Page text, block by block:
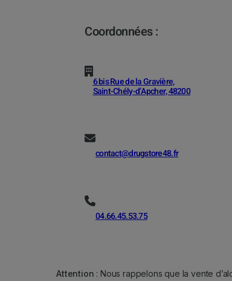
Coordonnées :
6 bis Rue de la Gravière,
Saint-Chély-d’Apcher, 48200
contact@drugstore48.fr
04.66.45.53.75
Attention : Nous rappelons que la vente